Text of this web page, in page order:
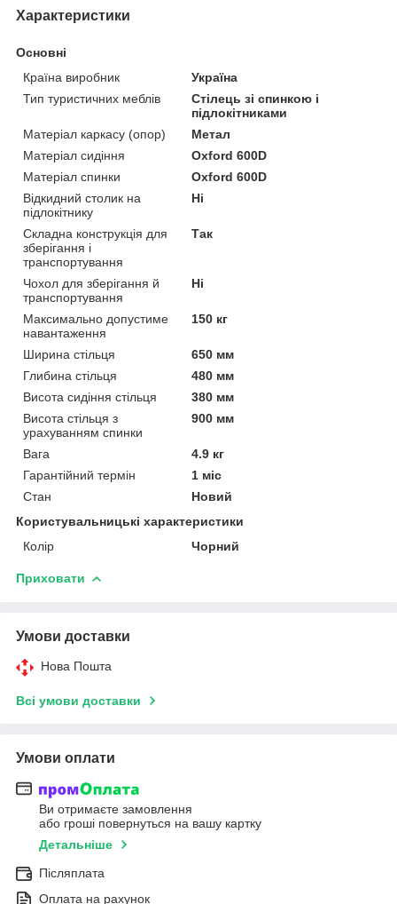
Характеристики
Основні
Країна виробник
Україна
Тип туристичних меблів
Стілець зі спинкою і
підлокітниками
Матеріал каркасу (опор)
Метал
Матеріал сидіння
Oxford 600D
Матеріал спинки
Oxford 600D
Відкидний столик на
підлокітнику
Ні
Складна конструкція для
зберігання і
транспортування
Так
Чохол для зберігання й
транспортування
Ні
Максимально допустиме
навантаження
150 кг
Ширина стільця
650 мм
Глибина стільця
480 мм
Висота сидіння стільця
380 мм
Висота стільця з
урахуванням спинки
900 мм
Вага
4.9 кг
Гарантійний термін
1 міс
Стан
Новий
Користувальницькі характеристики
Колір
Чорний
Приховати
Умови доставки
Нова Пошта
Всі умови доставки
Умови оплати
Ви отримаєте замовлення
або гроші повернуться на вашу картку
Детальніше
Післяплата
Оплата на рахунок